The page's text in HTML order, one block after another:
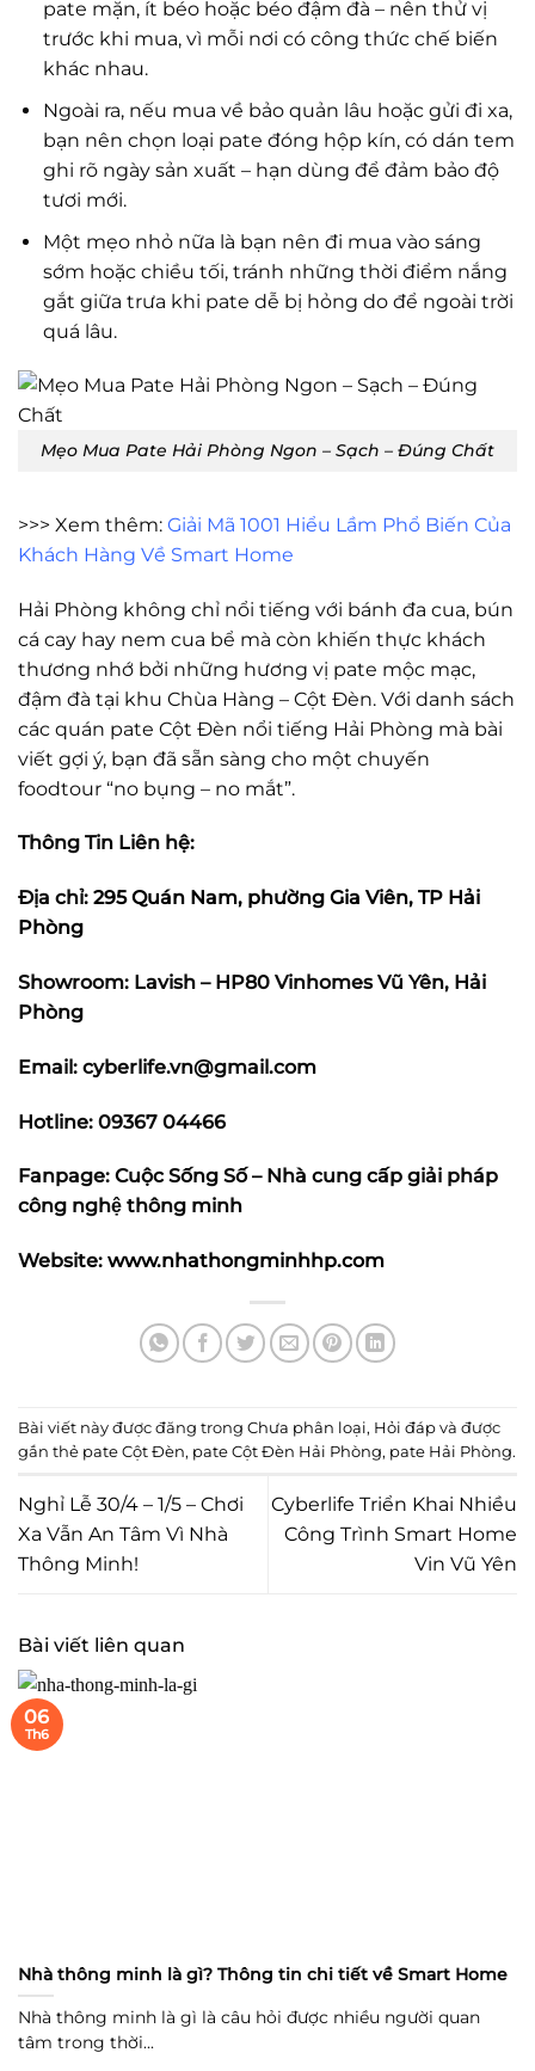
pate mặn, ít béo hoặc béo đậm đà – nên thử vị
trước khi mua, vì mỗi nơi có công thức chế biến
khác nhau.
Ngoài ra, nếu mua về bảo quản lâu hoặc gửi đi xa,
bạn nên chọn loại pate đóng hộp kín, có dán tem
ghi rõ ngày sản xuất – hạn dùng để đảm bảo độ
tươi mới.
Một mẹo nhỏ nữa là bạn nên đi mua vào sáng
sớm hoặc chiều tối, tránh những thời điểm nắng
gắt giữa trưa khi pate dễ bị hỏng do để ngoài trời
quá lâu.
Mẹo Mua Pate Hải Phòng Ngon – Sạch – Đúng Chất
>>> Xem thêm: Giải Mã 1001 Hiểu Lầm Phổ Biến Của
Khách Hàng Về Smart Home
Hải Phòng không chỉ nổi tiếng với bánh đa cua, bún
cá cay hay nem cua bể mà còn khiến thực khách
thương nhớ bởi những hương vị pate mộc mạc,
đậm đà tại khu Chùa Hàng – Cột Đèn. Với danh sách
các quán pate Cột Đèn nổi tiếng Hải Phòng mà bài
viết gợi ý, bạn đã sẵn sàng cho một chuyến
foodtour “no bụng – no mắt”.
Thông Tin Liên hệ:
Địa chỉ: 295 Quán Nam, phường Gia Viên, TP Hải
Phòng
Showroom: Lavish – HP80 Vinhomes Vũ Yên, Hải
Phòng
Email: cyberlife.vn@gmail.com
Hotline: 09367 04466
Fanpage: Cuộc Sống Số – Nhà cung cấp giải pháp
công nghệ thông minh
Website: www.nhathongminhhp.com
Bài viết này được đăng trong Chưa phân loại, Hỏi đáp và được
gắn thẻ pate Cột Đèn, pate Cột Đèn Hải Phòng, pate Hải Phòng.
Nghỉ Lễ 30/4 – 1/5 – Chơi
Xa Vẫn An Tâm Vì Nhà
Thông Minh!
Cyberlife Triển Khai Nhiều
Công Trình Smart Home
Vin Vũ Yên
Bài viết liên quan
Nhà thông minh là gì? Thông tin chi tiết về Smart Home
Nhà thông minh là gì là câu hỏi được nhiều người quan
tâm trong thời...
06
Th6